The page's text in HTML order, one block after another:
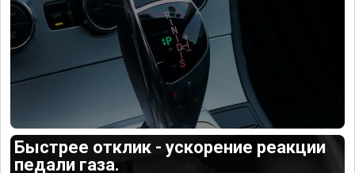
Быстрее отклик - ускорение реакции
педали газа.